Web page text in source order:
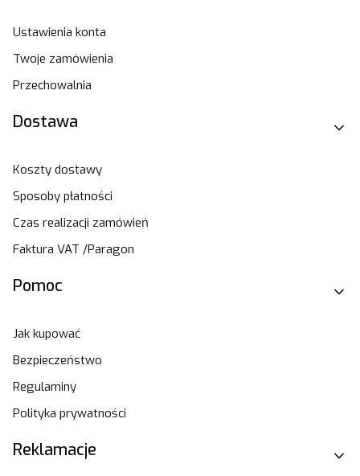
Ustawienia konta
Twoje zamówienia
Przechowalnia
Dostawa
Koszty dostawy
Sposoby płatności
Czas realizacji zamówień
Faktura VAT /Paragon
Pomoc
Jak kupować
Bezpieczeństwo
Regulaminy
Polityka prywatności
Reklamacje